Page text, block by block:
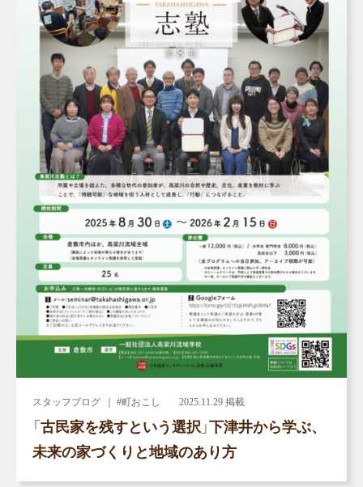
スタッフブログ ｜ #町おこし 2025.11.29 掲載
「古民家を残すという選択」下津井から学ぶ、
未来の家づくりと地域のあり方